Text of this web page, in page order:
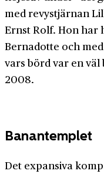
med revy­stjärnan
Ernst Rolf. Hon har
Bernadotte och
vars börd var en
2008.
Banantemplet
Det expansiva